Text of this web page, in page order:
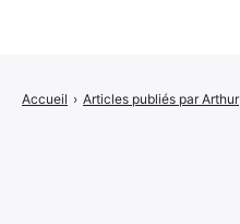
Accueil › Articles publiés par Arthur